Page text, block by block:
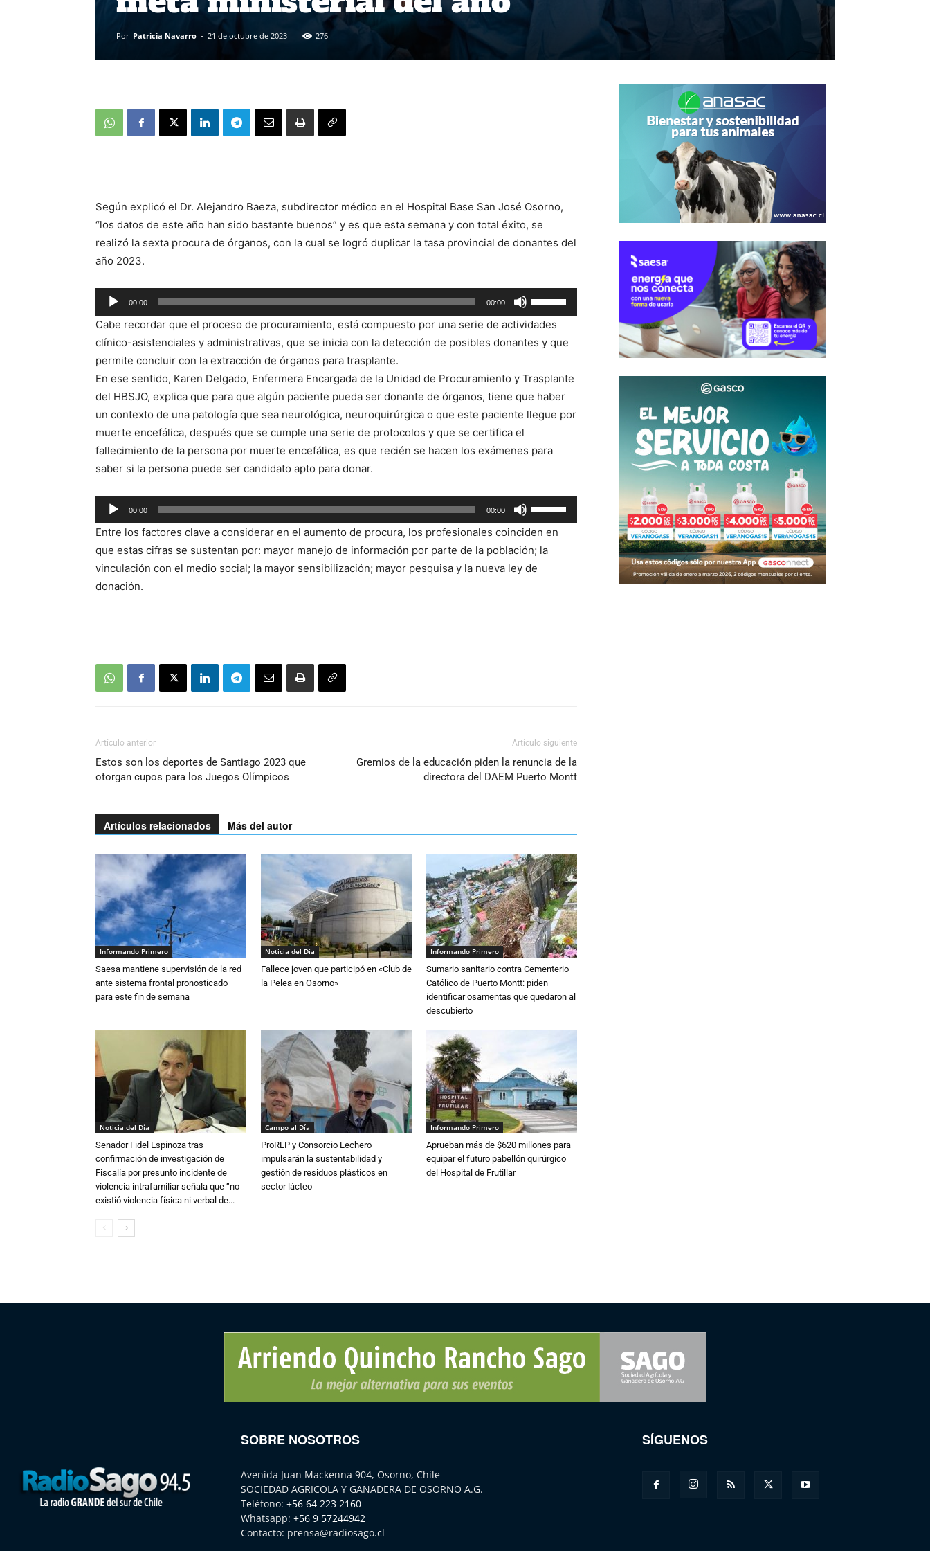
Por Patricia Navarro - 21 de octubre de 2023 276
Según explicó el Dr. Alejandro Baeza, subdirector médico en el Hospital Base San José Osorno,
“los datos de este año han sido bastante buenos” y es que esta semana y con total éxito, se
realizó la sexta procura de órganos, con la cual se logró duplicar la tasa provincial de donantes del
año 2023.
Reproductor
de
audio
00:00 00:00
las
teclas
de
arriba/abajo
para
aumentar
disminuir
volumen.
Cabe recordar que el proceso de procuramiento, está compuesto por una serie de actividades
clínico-asistenciales y administrativas, que se inicia con la detección de posibles donantes y que
permite concluir con la extracción de órganos para trasplante.
En ese sentido, Karen Delgado, Enfermera Encargada de la Unidad de Procuramiento y Trasplante
del HBSJO, explica que para que algún paciente pueda ser donante de órganos, tiene que haber
un contexto de una patología que sea neurológica, neuroquirúrgica o que este paciente llegue por
muerte encefálica, después que se cumple una serie de protocolos y que se certifica el
fallecimiento de la persona por muerte encefálica, es que recién se hacen los exámenes para
saber si la persona puede ser candidato apto para donar.
Reproductor
de
audio
00:00 00:00
las
teclas
de
flecha
Entre los factores clave a considerar en el aumento de procura, los profesionales coinciden en
que estas cifras se sustentan por: mayor manejo de información por parte de la población; la
vinculación con el medio social; la mayor sensibilización; mayor pesquisa y la nueva ley de
donación.
Artículo anterior
Estos son los deportes de Santiago 2023 que
otorgan cupos para los Juegos Olímpicos
Artículo siguiente
Gremios de la educación piden la renuncia de la
directora del DAEM Puerto Montt
Artículos relacionados Más del autor
Informando Primero
Saesa mantiene supervisión de la red
ante sistema frontal pronosticado
para este fin de semana
Noticia del Día
Fallece joven que participó en «Club de
la Pelea en Osorno»
Informando Primero
Sumario sanitario contra Cementerio
Católico de Puerto Montt: piden
identificar osamentas que quedaron al
descubierto
Noticia del Día
Senador Fidel Espinoza tras
confirmación de investigación de
Fiscalía por presunto incidente de
violencia intrafamiliar señala que “no
existió violencia física ni verbal de...
Campo al Día
ProREP y Consorcio Lechero
impulsarán la sustentabilidad y
gestión de residuos plásticos en
sector lácteo
Informando Primero
Aprueban más de $620 millones para
equipar el futuro pabellón quirúrgico
del Hospital de Frutillar
SOBRE NOSOTROS
Avenida Juan Mackenna 904, Osorno, Chile
SOCIEDAD AGRICOLA Y GANADERA DE OSORNO A.G.
Teléfono: +56 64 223 2160
Whatsapp: +56 9 57244942
Contacto: prensa@radiosago.cl
SÍGUENOS